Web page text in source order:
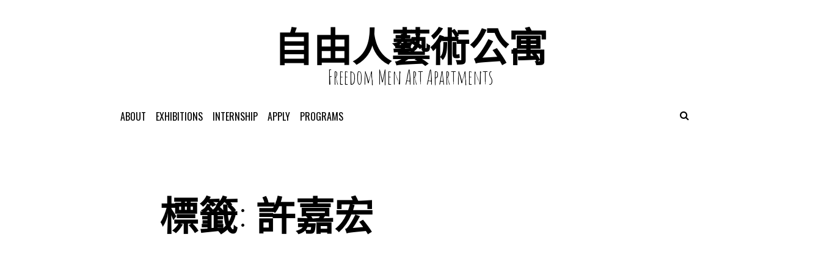
自由人藝術公寓
Freedom Men Art Apartments
ABOUT EXHIBITIONS INTERNSHIP APPLY PROGRAMS
標籤: 許嘉宏